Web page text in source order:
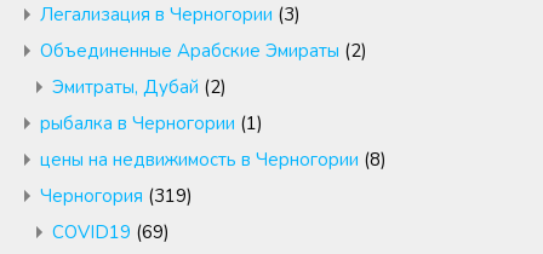
Легализация в Черногории (3)
Объединенные Арабские Эмираты (2)
Эмитраты, Дубай (2)
рыбалка в Черногории (1)
цены на недвижимость в Черногории (8)
Черногория (319)
COVID19 (69)